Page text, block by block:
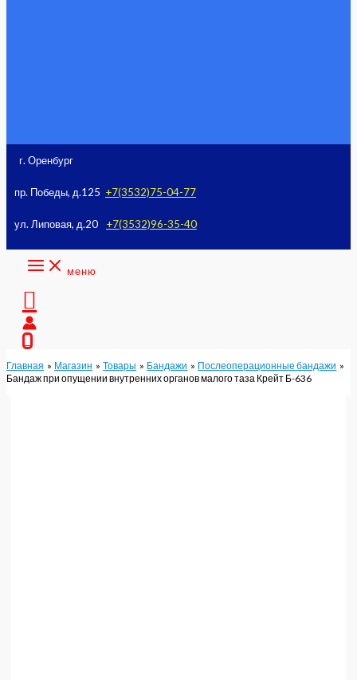
г. Оренбург
пр. Победы, д.125 +7(3532)75-04-77
ул. Липовая, д.20 +7(3532)96-35-40
меню
Поиск
Главная Магазин Товары Бандажи
Послеоперационные бандажи
Бандаж при опущении внутренних органов малого таза Крейт Б-636